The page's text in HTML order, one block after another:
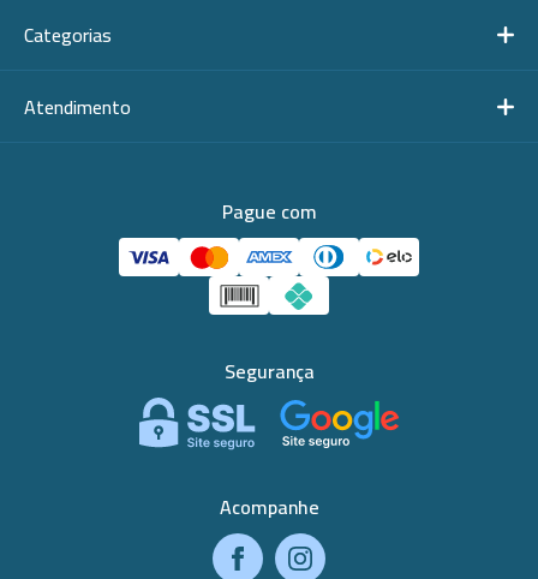
Categorias
Atendimento
Pague com
Segurança
Acompanhe